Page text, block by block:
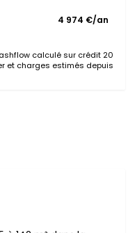
4 974 €/an
calculé sur crédit 20
et charges estimés depuis